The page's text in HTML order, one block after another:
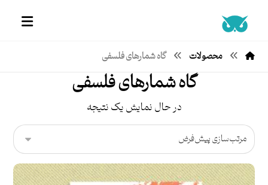
محصولات گاه شمارهای فلسفی
گاه شمارهای فلسفی
در حال نمایش یک نتیجه